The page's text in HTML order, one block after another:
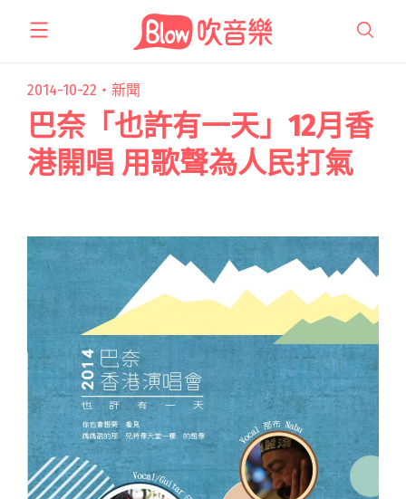
2014-10-22・ 新聞
巴奈「也許有一天」12月香
港開唱 用歌聲為人民打氣